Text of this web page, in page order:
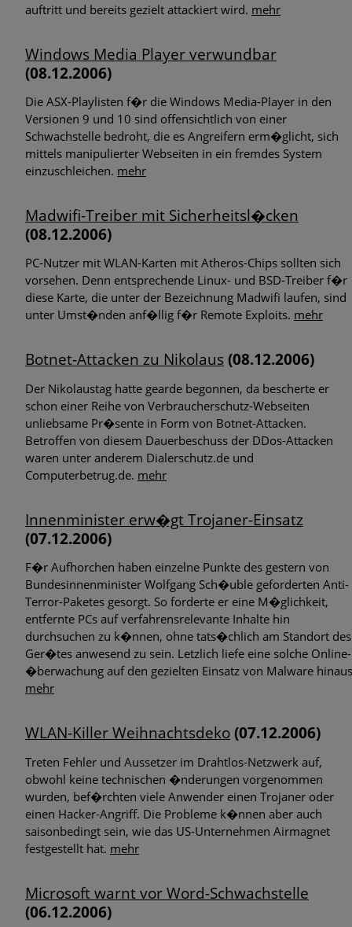
auftritt und bereits gezielt attackiert wird. mehr
Windows Media Player verwundbar
(08.12.2006)
Die ASX-Playlisten f�r die Windows Media-Player in den
Versionen 9 und 10 sind offensichtlich von einer
Schwachstelle bedroht, die es Angreifern erm�glicht, sich
mittels manipulierter Webseiten in ein fremdes System
einzuschleichen. mehr
Madwifi-Treiber mit Sicherheitsl�cken
(08.12.2006)
PC-Nutzer mit WLAN-Karten mit Atheros-Chips sollten sich
vorsehen. Denn entsprechende Linux- und BSD-Treiber f�r
diese Karte, die unter der Bezeichnung Madwifi laufen, sind
unter Umst�nden anf�llig f�r Remote Exploits. mehr
Botnet-Attacken zu Nikolaus (08.12.2006)
Der Nikolaustag hatte gearde begonnen, da bescherte er
schon einer Reihe von Verbraucherschutz-Webseiten
unliebsame Pr�sente in Form von Botnet-Attacken.
Betroffen von diesem Dauerbeschuss der DDos-Attacken
waren unter anderem Dialerschutz.de und
Computerbetrug.de. mehr
Innenminister erw�gt Trojaner-Einsatz
(07.12.2006)
F�r Aufhorchen haben einzelne Punkte des gestern von
Bundesinnenminister Wolfgang Sch�uble geforderten Anti-
Terror-Paketes gesorgt. So forderte er eine M�glichkeit,
entfernte PCs auf verfahrensrelevante Inhalte hin
durchsuchen zu k�nnen, ohne tats�chlich am Standort des
Ger�tes anwesend zu sein. Letzlich liefe eine solche Online-
�berwachung auf den gezielten Einsatz von Malware
mehr
WLAN-Killer Weihnachtsdeko(07.12.2006)
Treten Fehler und Aussetzer im Drahtlos-Netzwerk auf,
obwohl keine technischen �nderungen vorgenommen
wurden, bef�rchten viele Anwender einen Trojaner oder
einen Hacker-Angriff. Die Probleme k�nnen aber auch
saisonbedingt sein, wie das US-Unternehmen Airmagnet
festgestellt hat. mehr
Microsoft warnt vor Word-Schwachstelle
(06.12.2006)